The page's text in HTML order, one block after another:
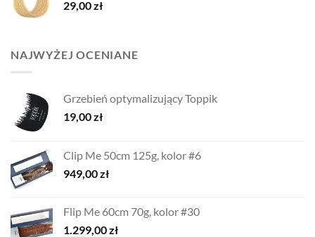
29,00zł
NAJWYŻEJ OCENIANE
Grzebień optymalizujący Toppik
19,00zł
Clip Me 50cm 125g, kolor #6
949,00zł
Flip Me 60cm 70g, kolor #30
1.299,00zł